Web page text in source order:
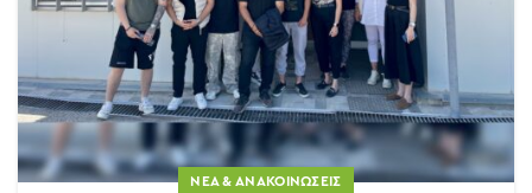
ΝΈΑ & ΑΝΑΚΟΙΝΏΣΕΙΣ